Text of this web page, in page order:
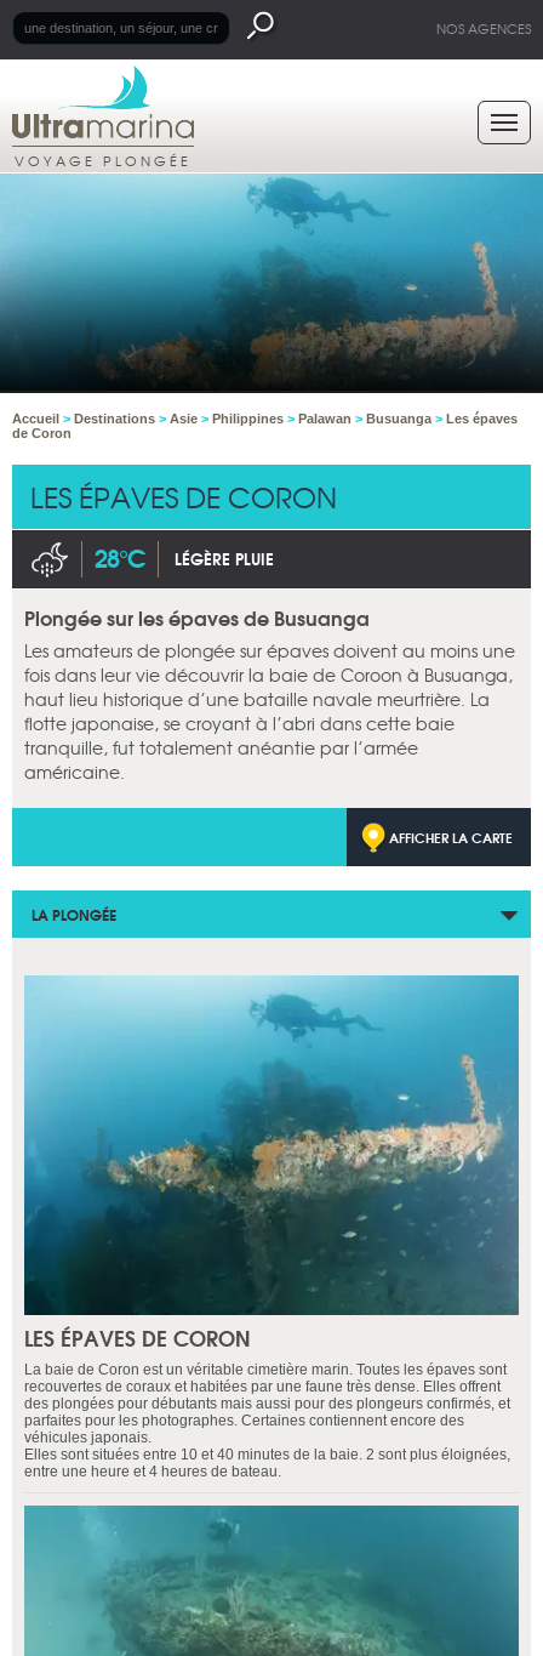
NOS AGENCES
VOYAGE PLONGÉE
Accueil > Destinations > Asie > Philippines > Palawan > Busuanga > Les épaves
de Coron
LES ÉPAVES DE CORON
28°C LÉGÈRE PLUIE
Plongée sur les épaves de Busuanga
Les amateurs de plongée sur épaves doivent au moins une
fois dans leur vie découvrir la baie de Coroon à Busuanga,
haut lieu historique d’une bataille navale meurtrière. La
flotte japonaise, se croyant à l’abri dans cette baie
tranquille, fut totalement anéantie par l’armée
américaine.
AFFICHER LA CARTE
LA PLONGÉE
LES ÉPAVES DE CORON
La baie de Coron est un véritable cimetière marin. Toutes les épaves sont
recouvertes de coraux et habitées par une faune très dense. Elles offrent
des plongées pour débutants mais aussi pour des plongeurs confirmés, et
parfaites pour les photographes. Certaines contiennent encore des
véhicules japonais.
Elles sont situées entre 10 et 40 minutes de la baie. 2 sont plus éloignées,
entre une heure et 4 heures de bateau.